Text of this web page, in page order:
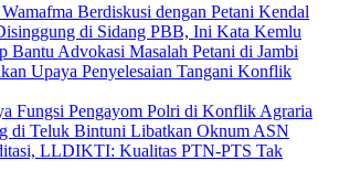
Berdiskusi dengan Petani Kendal
di Sidang PBB, Ini Kata Kemlu
Bantu Advokasi Masalah Petani di Jambi
Upaya Penyelesaian Tangani Konflik
Fungsi Pengayom Polri di Konflik Agraria
di Teluk Bintuni Libatkan Oknum ASN
LLDIKTI: Kualitas PTN-PTS Tak